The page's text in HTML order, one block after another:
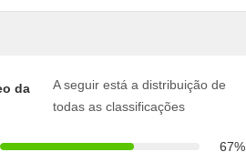
da
A seguir está a distribuição de
todas as classificações
67%